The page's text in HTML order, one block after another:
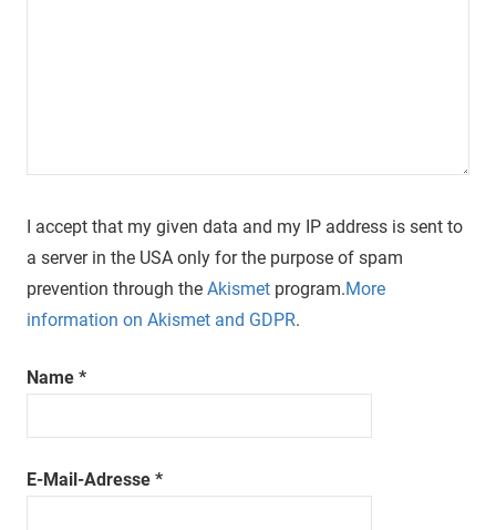
I accept that my given data and my IP address is sent to
a server in the USA only for the purpose of spam
prevention through the Akismet program.More
information on Akismet and GDPR.
Name *
E-Mail-Adresse *